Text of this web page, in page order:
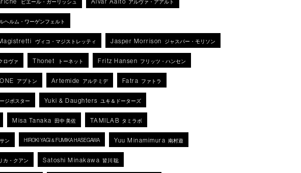
ピエール・ガーリッシュ アルヴァ・アアルト
ヘルム・ワーゲンフェルト
ヴィコ・マジストレッティ Jasper Morrison ジャスパー・モリソン
ロヴァ Thonet トーネット Fritz Hansen フリッツ・ハンセン
アプトン Artemide アルテミデ Fatra ファトラ
ジポスター Yuki & Daughters ユキ＆ドーターズ
Misa Tanaka 田中 美佐 TAMILAB タミラボ
ン HIROKI YAGI & FUMIKA HASEGAWA Yuu Minamimura 南村遊
カ・クアン Satoshi Minakawa 皆川 聡